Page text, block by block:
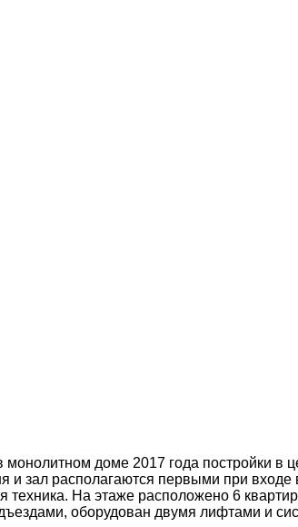
монолитном доме 2017 года постройки
и зал располагаются первыми при
техника. На этаже расположено 6
оборудован двумя лифтами и